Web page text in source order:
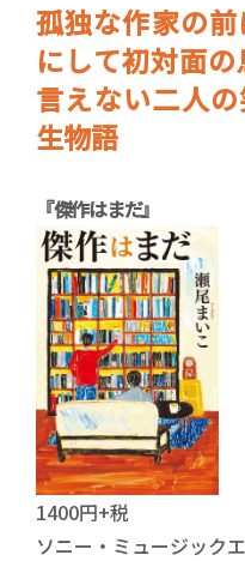
孤独な作家の
にして初対面
言えない二人
生物語
『傑作はまだ』
1400円+税
ソニー・ミュージック